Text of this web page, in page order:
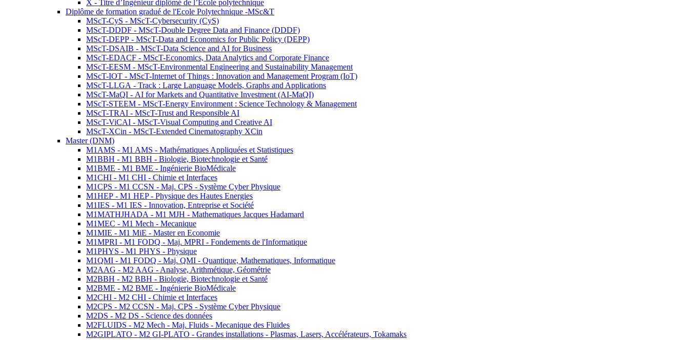
X - Titre d’Ingénieur diplômé de l’École polytechnique
Diplôme de formation gradué de l'Ecole Polytechnique -MSc&T
MScT-CyS - MScT-Cybersecurity (CyS)
MScT-DDDF - MScT-Double Degree Data and Finance (DDDF)
MScT-DEPP - MScT-Data and Economics for Public Policy (DEPP)
MScT-DSAIB - MScT-Data Science and AI for Business
MScT-EDACF - MScT-Economics, Data Analytics and Corporate Finance
MScT-EESM - MScT-Environmental Engineering and Sustainability Management
MScT-IOT - MScT-Internet of Things : Innovation and Management Program (IoT)
MScT-LLGA - Track : Large Language Models, Graphs and Applications
MScT-MaQI - AI for Markets and Quantitative Investment (AI-MaQI)
MScT-STEEM - MScT-Energy Environment : Science Technology & Management
MScT-TRAI - MScT-Trust and Responsible AI
MScT-ViCAI - MScT-Visual Computing and Creative AI
MScT-XCin - MScT-Extended Cinematography XCin
Master (DNM)
M1AMS - M1 AMS - Mathématiques Appliquées et Statistiques
M1BBH - M1 BBH - Biologie, Biotechnologie et Santé
M1BME - M1 BME - Ingénierie BioMédicale
M1CHI - M1 CHI - Chimie et Interfaces
M1CPS - M1 CCSN - Maj. CPS - Système Cyber Physique
M1HEP - M1 HEP - Physique des Hautes Energies
M1IES - M1 IES - Innovation, Entreprise et Société
M1MATHJHADA - M1 MJH - Mathematiques Jacques Hadamard
M1MEC - M1 Mech - Mecanique
M1MIE - M1 MiE - Master en Economie
M1MPRI - M1 FODQ - Maj. MPRI - Fondements de l'Informatique
M1PHYS - M1 PHYS - Physique
M1QMI - M1 FODQ - Maj. QMI - Quantique, Mathematiques, Informatique
M2AAG - M2 AAG - Analyse, Arithmétique, Géométrie
M2BBH - M2 BBH - Biologie, Biotechnologie et Santé
M2BME - M2 BME - Ingénierie BioMédicale
M2CHI - M2 CHI - Chimie et Interfaces
M2CPS - M2 CCSN - Maj. CPS - Système Cyber Physique
M2DS - M2 DS - Science des données
M2FLUIDS - M2 Mech - Maj. Fluids - Mecanique des Fluides
M2GIPLATO - M2 GI-PLATO - Grandes installations - Plasmas, Lasers, Accélérateurs, Tokamaks